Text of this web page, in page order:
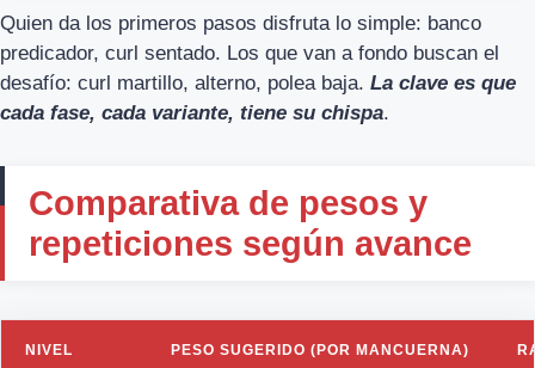
Quien da los primeros pasos disfruta lo simple: banco
predicador, curl sentado. Los que van a fondo buscan el
desafío: curl martillo, alterno, polea baja. La clave es que
cada fase, cada variante, tiene su chispa.
Comparativa de pesos y
repeticiones según avance
NIVEL PESO SUGERIDO (POR MANCUERNA)